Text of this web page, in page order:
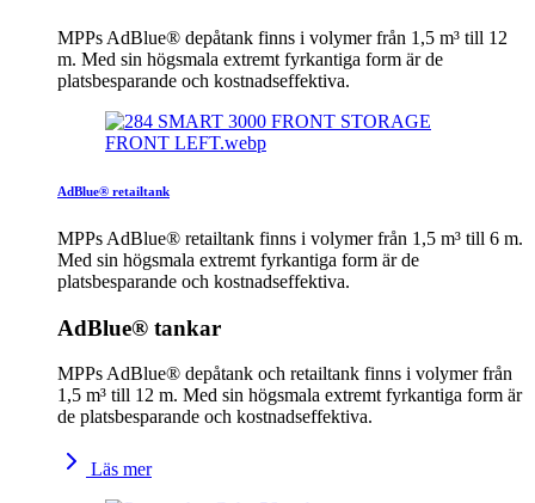
MPPs AdBlue® depåtank finns i volymer från 1,5 m³ till 12
m. Med sin högsmala extremt fyrkantiga form är de
platsbesparande och kostnadseffektiva.
AdBlue® retailtank
MPPs AdBlue® retailtank finns i volymer från 1,5 m³ till 6 m.
Med sin högsmala extremt fyrkantiga form är de
platsbesparande och kostnadseffektiva.
AdBlue® tankar
MPPs AdBlue® depåtank och retailtank finns i volymer från
1,5 m³ till 12 m. Med sin högsmala extremt fyrkantiga form är
de platsbesparande och kostnadseffektiva.
Läs mer